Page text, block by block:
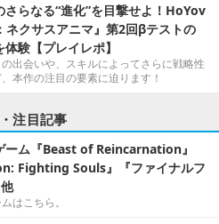
さらなる“進化”を目撃せよ！HoYov
ネクサスアニマ』第2回βテストの
体験【プレイレポ】
出会いや、スキルによってさらに戦略性
本作の注目の要素に迫ります！
注目記事
ーム『Beast of Reincarnation』
Fighting Souls』『ファイナルフ
はこちら。